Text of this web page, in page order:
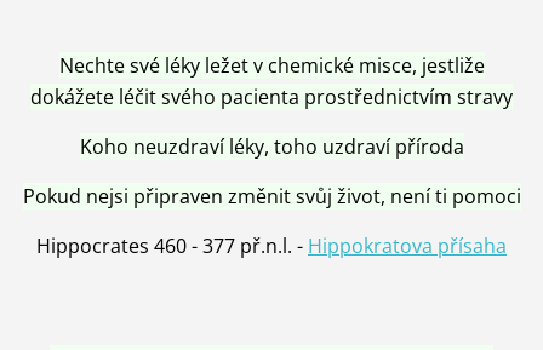
Nechte své léky ležet v chemické misce, jestliže
dokážete léčit svého pacienta prostřednictvím stravy
Koho neuzdraví léky, toho uzdraví příroda
Pokud nejsi připraven změnit svůj život, není ti pomoci
Hippocrates 460 - 377 př.n.l. - Hippokratova přísaha